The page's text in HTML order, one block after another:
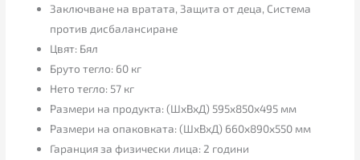
Заключване на вратата, Защита от деца, Система
против дисбалансиране
Цвят: Бял
Бруто тегло: 60 кг
Нето тегло: 57 кг
Размери на продукта: (ШхВхД) 595x850x495 мм
Размери на опаковката: (ШхВхД) 660x890x550 мм
Гаранция за физически лица: 2 години